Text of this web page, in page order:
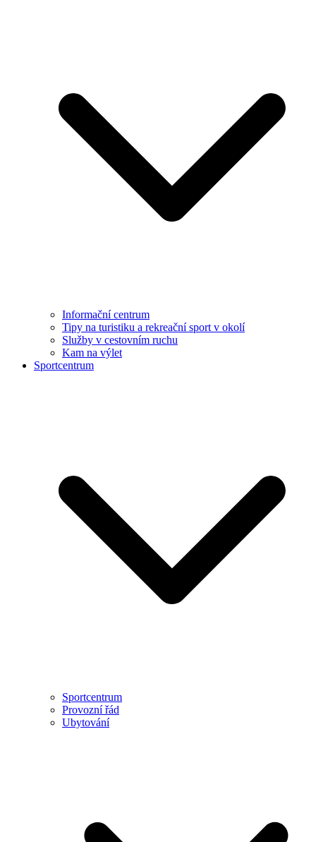
Informační centrum
Tipy na turistiku a rekreační sport v okolí
Služby v cestovním ruchu
Kam na výlet
Sportcentrum
Sportcentrum
Provozní řád
Ubytování